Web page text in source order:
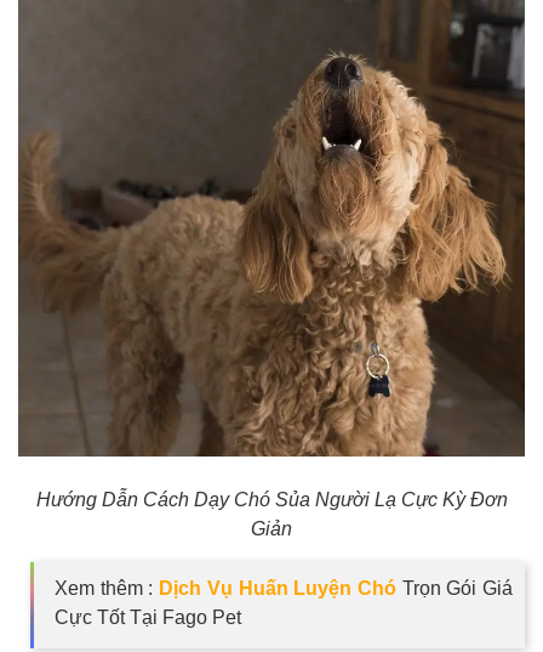
Thông tin về chó
Thông tin về mèo
CHÍNH SÁCH
Chính sách mua hàng Chính sách vận chuyển
Chính sách bảo hành Chính sách bảo mật
Chính sách đổi trả
LIÊN HỆ
TỔNG ĐÀI TƯ VẤN
Hướng Dẫn Cách Dạy Chó Sủa Người Lạ Cực Kỳ Đơn
Giản
Xem thêm : Dịch Vụ Huấn Luyện ChóTrọn Gói Giá
Cực Tốt Tại Fago Pet